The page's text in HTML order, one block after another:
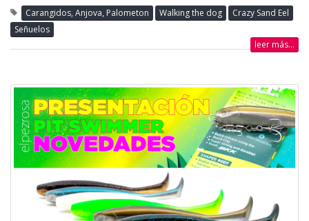
Carangidos, Anjova, Palometon Walking the dog
Crazy Sand Eel
Señuelos
leer más...